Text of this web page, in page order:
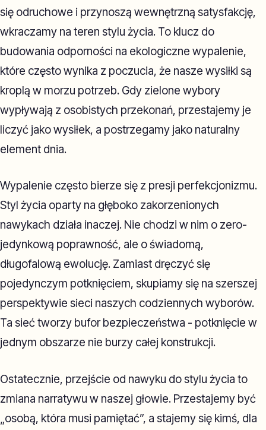
się odruchowe i przynoszą wewnętrzną satysfakcję,
wkraczamy na teren stylu życia. To klucz do
budowania odporności na ekologiczne wypalenie,
które często wynika z poczucia, że nasze wysiłki są
kroplą w morzu potrzeb. Gdy zielone wybory
wypływają z osobistych przekonań, przestajemy je
liczyć jako wysiłek, a postrzegamy jako naturalny
element dnia.
Wypalenie często bierze się z presji perfekcjonizmu.
Styl życia oparty na głęboko zakorzenionych
nawykach działa inaczej. Nie chodzi w nim o zero-
jedynkową poprawność, ale o świadomą,
długofalową ewolucję. Zamiast dręczyć się
pojedynczym potknięciem, skupiamy się na szerszej
perspektywie sieci naszych codziennych wyborów.
Ta sieć tworzy bufor bezpieczeństwa - potknięcie w
jednym obszarze nie burzy całej konstrukcji.
Ostatecznie, przejście od nawyku do stylu życia to
zmiana narratywu w naszej głowie. Przestajemy być
„osobą, która musi pamiętać”, a stajemy się kimś, dla